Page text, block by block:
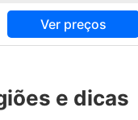
Ver preços
e dicas